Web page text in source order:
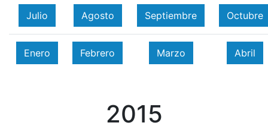
Julio Agosto Septiembre Octubre
Enero Febrero Marzo Abril
2015